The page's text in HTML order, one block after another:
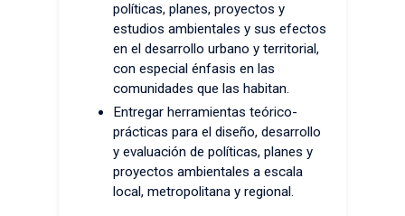
políticas, planes, proyectos y
estudios ambientales y sus efectos
en el desarrollo urbano y territorial,
con especial énfasis en las
comunidades que las habitan.
Entregar herramientas teórico-
prácticas para el diseño, desarrollo
y evaluación de políticas, planes y
proyectos ambientales a escala
local, metropolitana y regional.